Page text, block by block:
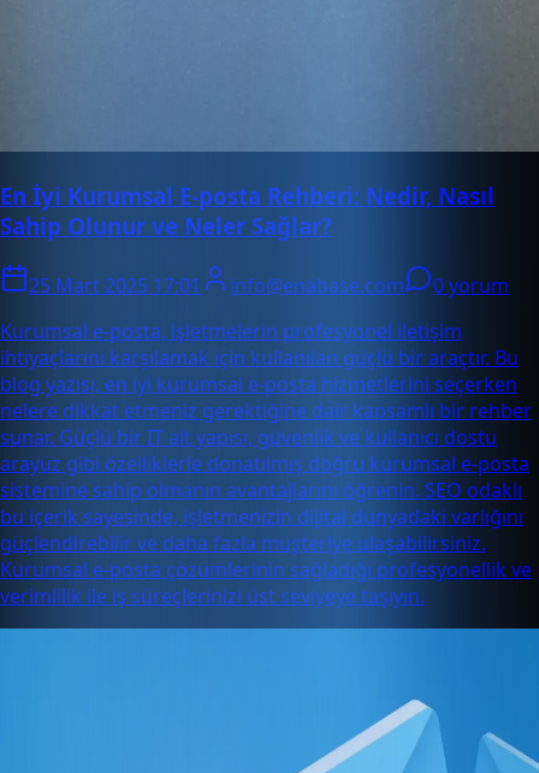
En İyi Kurumsal E-posta Rehberi: Nedir, Nasıl
Sahip Olunur ve Neler Sağlar?
25 Mart 2025 17:01 info@enabase.com
0 yorum
Kurumsal e-posta, işletmelerin profesyonel iletişim
ihtiyaçlarını karşılamak için kullanılan güçlü bir araçtır. Bu
blog yazısı, en iyi kurumsal e-posta hizmetlerini seçerken
nelere dikkat etmeniz gerektiğine dair kapsamlı bir rehber
sunar. Güçlü bir IT alt yapısı, güvenlik ve kullanıcı dostu
arayüz gibi özelliklerle donatılmış doğru kurumsal e-posta
sistemine sahip olmanın avantajlarını öğrenin. SEO odaklı
bu içerik sayesinde, işletmenizin dijital dünyadaki varlığını
güçlendirebilir ve daha fazla müşteriye ulaşabilirsiniz.
Kurumsal e-posta çözümlerinin sağladığı profesyonellik ve
verimlilik ile iş süreçlerinizi üst seviyeye taşıyın.